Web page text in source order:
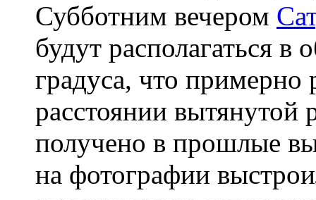
Субботним вечером
будут располагаться в
градуса, что
расстоянии вытянутой
получено в прошлые
на фотографии